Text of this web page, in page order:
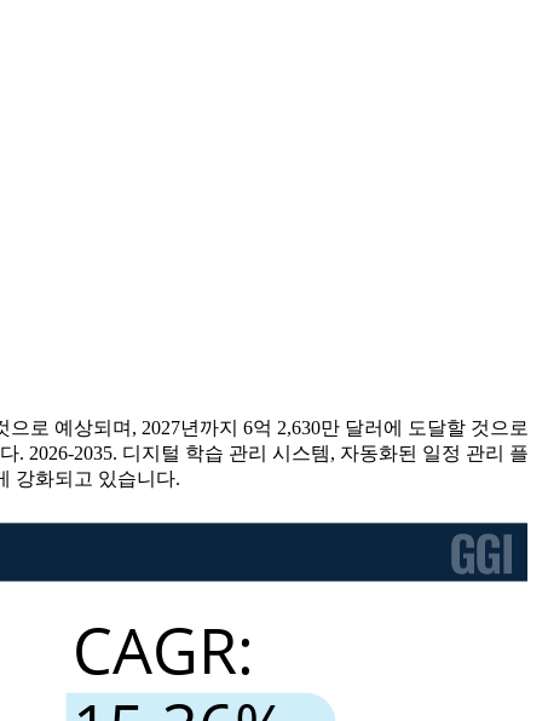
로 예상되며, 2027년까지 6억 2,630만 달러에 도달할 것으로
. 2026-2035. 디지털 학습 관리 시스템, 자동화된 일정 관리 플
강화되고 있습니다.